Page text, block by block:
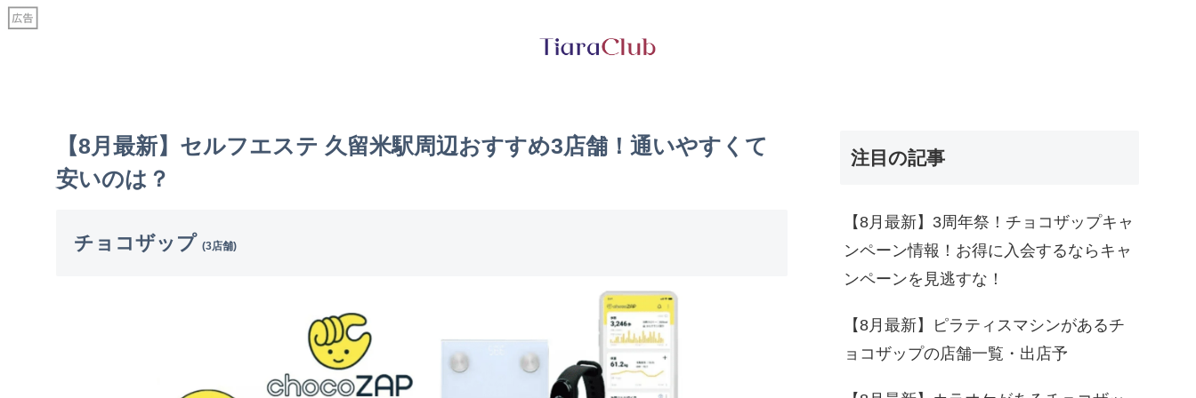
【8月最新】セルフエステ 久留米駅周辺おすすめ3店舗！通いやすくて
安いのは？
チョコザップ (3店舗)
注目の記事
【8月最新】3周年祭！チョコザップキャ
ンペーン情報！お得に入会するならキャ
ンペーンを見逃すな！
【8月最新】ピラティスマシンがあるチ
ョコザップの店舗一覧・出店予